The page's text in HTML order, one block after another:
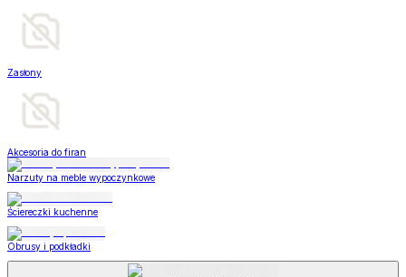
Zasłony
Akcesoria do firan
Narzuty na meble wypoczynkowe
Ściereczki kuchenne
Obrusy i podkładki